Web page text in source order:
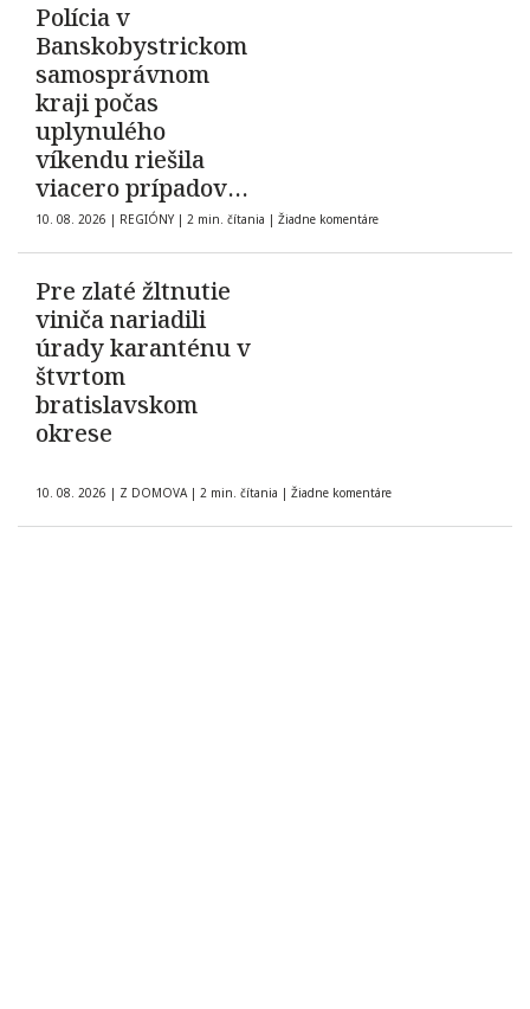
Polícia v
Banskobystrickom
samosprávnom
kraji počas
uplynulého
víkendu riešila
viacero prípadov
domáceho násilia
10. 08. 2026 | REGIÓNY | 2 min. čítania | Žiadne komentáre
Pre zlaté žltnutie
viniča nariadili
úrady karanténu v
štvrtom
bratislavskom
okrese
10. 08. 2026 | Z DOMOVA | 2 min. čítania | Žiadne komentáre